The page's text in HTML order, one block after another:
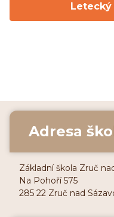
Adresa
Základní škola Zruč
Na Pohoří 575
285 22 Zruč nad